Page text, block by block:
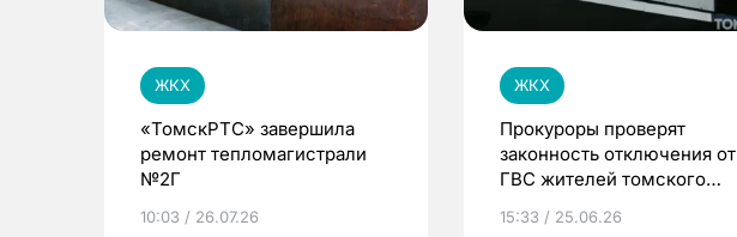
ЖКХ
«ТомскРТС» завершила
ремонт тепломагистрали
№2Г
10:03 / 26.07.26
ЖКХ
Прокуроры проверят
законность отключения от
ГВС жителей томского
15:33 / 25.06.26